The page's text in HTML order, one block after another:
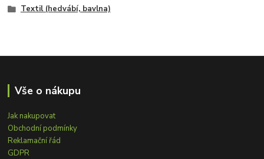
Textil (hedvábí, bavlna)
Vše o nákupu
Jak nakupovat
Obchodní podmínky
Reklamační řád
GDPR